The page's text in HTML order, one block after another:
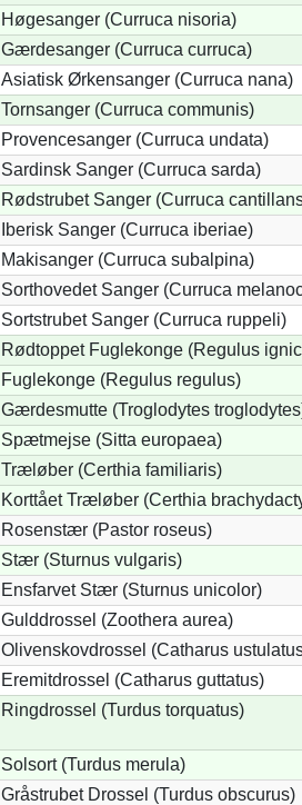
Høgesanger (Curruca nisoria)
Gærdesanger (Curruca curruca)
Asiatisk Ørkensanger (Curruca nana)
Tornsanger (Curruca communis)
Provencesanger (Curruca undata)
Sardinsk Sanger (Curruca sarda)
Rødstrubet Sanger (Curruca
Iberisk Sanger (Curruca iberiae)
Makisanger (Curruca subalpina)
Sorthovedet Sanger (Curruca
Sortstrubet Sanger (Curruca ruppeli)
Rødtoppet Fuglekonge (Regulus
Fuglekonge (Regulus regulus)
Gærdesmutte (Troglodytes
Spætmejse (Sitta europaea)
Træløber (Certhia familiaris)
Korttået Træløber (Certhia
Rosenstær (Pastor roseus)
Stær (Sturnus vulgaris)
Ensfarvet Stær (Sturnus unicolor)
Gulddrossel (Zoothera aurea)
Olivenskovdrossel (Catharus
Eremitdrossel (Catharus guttatus)
Ringdrossel (Turdus torquatus)
Solsort (Turdus merula)
Gråstrubet Drossel (Turdus obscurus)